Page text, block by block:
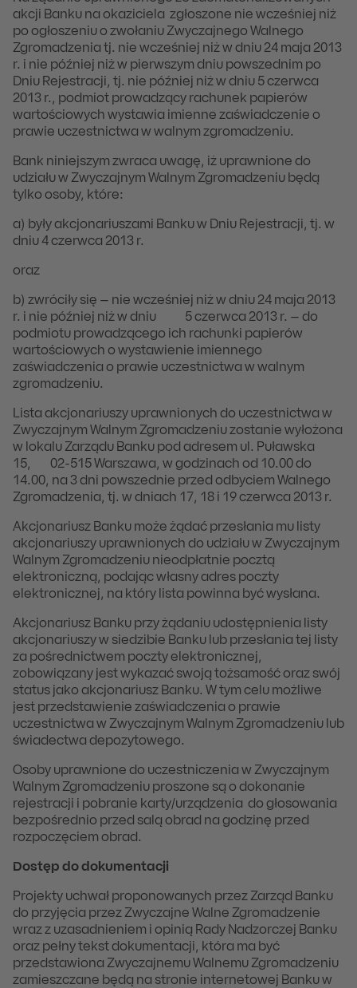
akcji Banku na okaziciela zgłoszone nie wcześniej niż
po ogłoszeniu o zwołaniu Zwyczajnego Walnego
Zgromadzenia tj. nie wcześniej niż w dniu 24 maja 2013
r. i nie później niż w pierwszym dniu powszednim po
Dniu Rejestracji, tj. nie później niż w dniu 5 czerwca
2013 r., podmiot prowadzący rachunek papierów
wartościowych wystawia imienne zaświadczenie o
prawie uczestnictwa w walnym zgromadzeniu.
Bank niniejszym zwraca uwagę, iż uprawnione do
udziału w Zwyczajnym Walnym Zgromadzeniu będą
tylko osoby, które:
a) były akcjonariuszami Banku w Dniu Rejestracji, tj. w
dniu 4 czerwca 2013 r.
oraz
b) zwróciły się – nie wcześniej niż w dniu 24 maja 2013
r. i nie później niż w dniu 5 czerwca 2013 r. – do
podmiotu prowadzącego ich rachunki papierów
wartościowych o wystawienie imiennego
zaświadczenia o prawie uczestnictwa w walnym
zgromadzeniu.
Lista akcjonariuszy uprawnionych do uczestnictwa w
Zwyczajnym Walnym Zgromadzeniu zostanie wyłożona
w lokalu Zarządu Banku pod adresem ul. Puławska
15, 02-515 Warszawa, w godzinach od 10.00 do
14.00, na 3 dni powszednie przed odbyciem Walnego
Zgromadzenia, tj. w dniach 17, 18 i 19 czerwca 2013 r.
Akcjonariusz Banku może żądać przesłania mu listy
akcjonariuszy uprawnionych do udziału w Zwyczajnym
Walnym Zgromadzeniu nieodpłatnie pocztą
elektroniczną, podając własny adres poczty
elektronicznej, na który lista powinna być wysłana.
Akcjonariusz Banku przy żądaniu udostępnienia listy
akcjonariuszy w siedzibie Banku lub przesłania tej listy
za pośrednictwem poczty elektronicznej,
zobowiązany jest wykazać swoją tożsamość oraz swój
status jako akcjonariusz Banku. W tym celu możliwe
jest przedstawienie zaświadczenia o prawie
uczestnictwa w Zwyczajnym Walnym Zgromadzeniu lub
świadectwa depozytowego.
Osoby uprawnione do uczestniczenia w Zwyczajnym
Walnym Zgromadzeniu proszone są o dokonanie
rejestracji i pobranie karty/urządzenia do głosowania
bezpośrednio przed salą obrad na godzinę przed
rozpoczęciem obrad.
Dostęp do dokumentacji
Projekty uchwał proponowanych przez Zarząd Banku
do przyjęcia przez Zwyczajne Walne Zgromadzenie
wraz z uzasadnieniem i opinią Rady Nadzorczej Banku
oraz pełny tekst dokumentacji, która ma być
przedstawiona Zwyczajnemu Walnemu Zgromadzeniu
zamieszczane będą na stronie internetowej Banku w